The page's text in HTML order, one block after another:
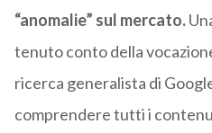
“anomalie” sul mercato.
tenuto conto della
ricerca generalista di
comprendere tutti i